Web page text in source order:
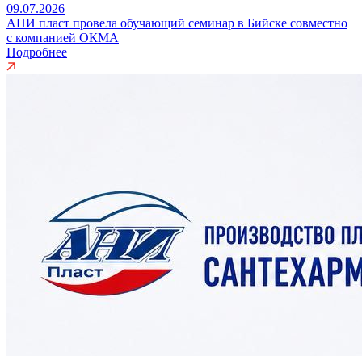
09.07.2026
АНИ пласт провела обучающий семинар в Бийске совместно
с компанией ОКМА
Подробнее